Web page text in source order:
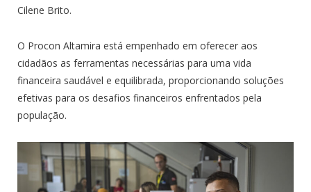
Cilene Brito.
O Procon Altamira está empenhado em oferecer aos
cidadãos as ferramentas necessárias para uma vida
financeira saudável e equilibrada, proporcionando soluções
efetivas para os desafios financeiros enfrentados pela
população.